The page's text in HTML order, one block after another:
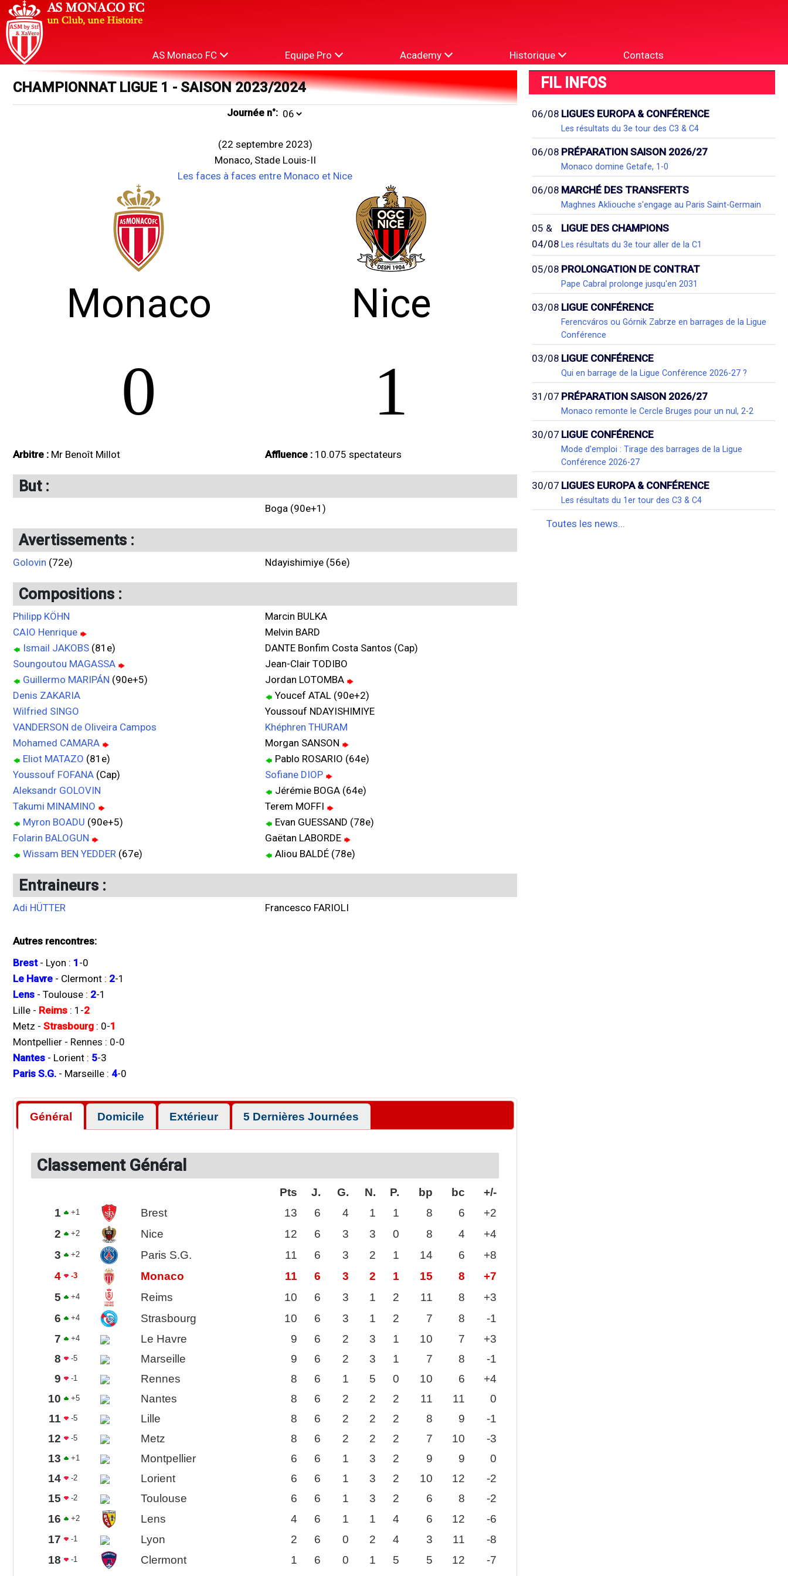
AS Monaco FC Equipe Pro Academy Historique Contacts
CHAMPIONNAT LIGUE 1 - SAISON 2023/2024
Journée n°:
(22 septembre 2023)
Monaco, Stade Louis-II
Les faces à faces entre Monaco et Nice
Monaco Nice
0 1
Arbitre : Mr Benoît Millot Affluence : 10.075 spectateurs
But :
Boga (90e+1)
Avertissements :
Golovin (72e) Ndayishimiye (56e)
Compositions :
Philipp KÖHN
CAIO Henrique
Ismail JAKOBS (81e)
Soungoutou MAGASSA
Guillermo MARIPÁN (90e+5)
Denis ZAKARIA
Wilfried SINGO
VANDERSON de Oliveira Campos
Mohamed CAMARA
Eliot MATAZO (81e)
Youssouf FOFANA (Cap)
Aleksandr GOLOVIN
Takumi MINAMINO
Myron BOADU (90e+5)
Folarin BALOGUN
Wissam BEN YEDDER (67e)
Marcin BULKA
Melvin BARD
DANTE Bonfim Costa Santos (Cap)
Jean-Clair TODIBO
Jordan LOTOMBA
Youcef ATAL (90e+2)
Youssouf NDAYISHIMIYE
Khéphren THURAM
Morgan SANSON
Pablo ROSARIO (64e)
Sofiane DIOP
Jérémie BOGA (64e)
Terem MOFFI
Evan GUESSAND (78e)
Gaëtan LABORDE
Aliou BALDÉ (78e)
Entraineurs :
Adi HÜTTER Francesco FARIOLI
Autres rencontres:
Brest- Lyon : 1 -0
Le Havre - Clermont : 2-1
Lens - Toulouse : 2-1
Lille - Reims : 1 -2
Metz - Strasbourg : 0-1
Montpellier - Rennes : 0-0
Nantes - Lorient : 5-3
Paris S.G. - Marseille : 4-0
Général Domicile Extérieur 5 Dernières Journées
Classement Général
Pts J. G. N. P. bp bc
+/-
1
+1 Brest 13 6 4 1 1 8 6
+2
2
+2 Nice 12 6 3 3 0 8 4
+4
3
+2 Paris S.G. 11 6 3 2 1 14 6
+8
4
-3 Monaco 11 6 3 2 1 15 8
+7
5
+4 Reims 10 6 3 1 2 11 8
+3
6
+4 Strasbourg 10 6 3 1 2 7 8
-1
7
+4 Le Havre 9 6 2 3 1 10 7
+3
8
-5 Marseille 9 6 2 3 1 7 8
-1
9
-1 Rennes 8 6 1 5 0 10 6
+4
10
+5 Nantes 8 6 2 2 2 11 11
0
11
-5 Lille 8 6 2 2 2 8 9
-1
12
-5 Metz 8 6 2 2 2 7 10
-3
13
+1 Montpellier 6 6 1 3 2 9 9
0
14
-2 Lorient 6 6 1 3 2 10 12
-2
15
-2 Toulouse 6 6 1 3 2 6 8
-2
16
+2 Lens 4 6 1 1 4 6 12
-6
17
-1 Lyon 2 6 0 2 4 3 11
-8
18
-1 Clermont 1 6 0 1 5 5 12 -7
FIL INFOS
06/08 LIGUES EUROPA & CONFÉRENCE
Les résultats du 3e tour des C3 & C4
06/08 PRÉPARATION SAISON 2026/27
Monaco domine Getafe, 1-0
06/08 MARCHÉ DES TRANSFERTS
Maghnes Akliouche s'engage au Paris Saint-Germain
05 &
04/08
LIGUE DES CHAMPIONS
Les résultats du 3e tour aller de la C1
05/08 PROLONGATION DE CONTRAT
Pape Cabral prolonge jusqu'en 2031
03/08 LIGUE CONFÉRENCE
Ferencváros ou Górnik Zabrze en barrages de la Ligue
Conférence
03/08 LIGUE CONFÉRENCE
Qui en barrage de la Ligue Conférence 2026-27 ?
31/07 PRÉPARATION SAISON 2026/27
Monaco remonte le Cercle Bruges pour un nul, 2-2
30/07 LIGUE CONFÉRENCE
Mode d'emploi : Tirage des barrages de la Ligue
Conférence 2026-27
30/07 LIGUES EUROPA & CONFÉRENCE
Les résultats du 1er tour des C3 & C4
Toutes les news...